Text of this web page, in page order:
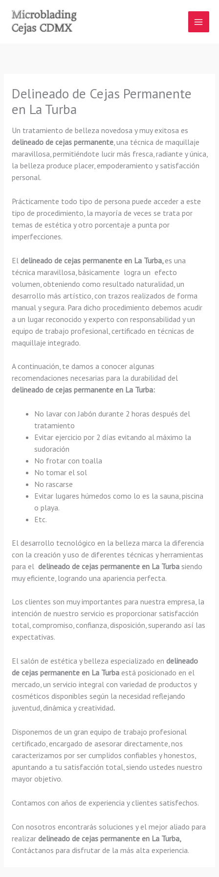
contenido
Delineado de Cejas Permanente
en La Turba
Un tratamiento de belleza novedosa y muy exitosa es
delineado de cejas permanente, una técnica de maquillaje
maravillosa, permitiéndote lucir más fresca, radiante y única,
la belleza produce placer, empoderamiento y satisfacción
personal.
Prácticamente todo tipo de persona puede acceder a este
tipo de procedimiento, la mayoría de veces se trata por
temas de estética y otro porcentaje a punta por
imperfecciones.
El delineado de cejas permanente en La Turba, es una
técnica maravillosa, básicamente logra un efecto
volumen, obteniendo como resultado naturalidad, un
desarrollo más artístico, con trazos realizados de forma
manual y segura. Para dicho procedimiento debemos acudir
a un lugar reconocido y experto con responsabilidad y un
equipo de trabajo profesional, certificado en técnicas de
maquillaje integrado.
A continuación, te damos a conocer algunas
recomendaciones necesarias para la durabilidad del
delineado de cejas permanente en La Turba:
No lavar con Jabón durante 2 horas después del
tratamiento
Evitar ejercicio por 2 días evitando al máximo la
sudoración
No frotar con toalla
No tomar el sol
No rascarse
Evitar lugares húmedos como lo es la sauna, piscina
o playa.
Etc.
El desarrollo tecnológico en la belleza marca la diferencia
con la creación y uso de diferentes técnicas y herramientas
para el delineado de cejas permanente en La Turbasiendo
muy eficiente, logrando una apariencia perfecta.
Los clientes son muy importantes para nuestra empresa, la
intención de nuestro servicio es proporcionar satisfacción
total, compromiso, confianza, disposición, superando así las
expectativas.
El salón de estética y belleza especializado en delineado
de cejas permanente en La Turbaestá posicionado en el
mercado, un servicio integral con variedad de productos y
cosméticos disponibles según la necesidad reflejando
juventud, dinámica y creatividad.
Disponemos de un gran equipo de trabajo profesional
certificado, encargado de asesorar directamente, nos
caracterizamos por ser cumplidos confiables y honestos,
apuntando a tu satisfacción total, siendo ustedes nuestro
mayor objetivo.
Contamos con años de experiencia y clientes satisfechos.
Con nosotros encontrarás soluciones y el mejor aliado para
realizar delineado de cejas permanente en La Turba,
Contáctanos para disfrutar de la más alta experiencia.